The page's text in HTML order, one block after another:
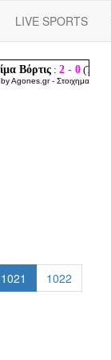
LIVE SPORTS
Agones.gr- Στοιχημα
1021
1022